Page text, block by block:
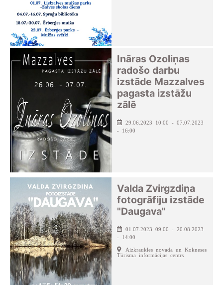
Ināras Ozoliņas
radošo darbu
izstāde Mazzalves
pagasta izstāžu
zālē
29.06.2023 10:00 - 07.07.2023
- 16:00
Valda Zvirgzdiņa
fotogrāfiju izstāde
"Daugava"
01.07.2023 09:00 - 20.08.2023
- 14:00
Aizkraukles novada un Kokneses
Tūrisma informācijas centrs